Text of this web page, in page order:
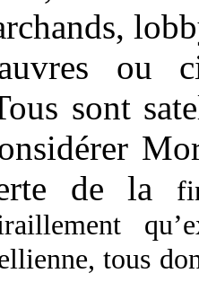
ou
sont
de la
tous